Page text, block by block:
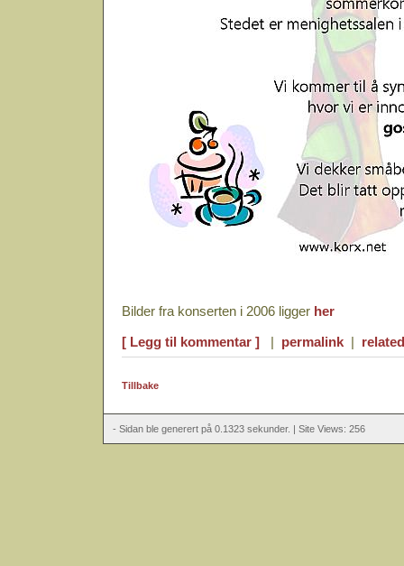
Bilder fra konserten i 2006 ligger her
[ Legg til kommentar ] | permalink |
Tillbake
- Sidan ble generert på 0.1323 sekunder. | Site Views: 256